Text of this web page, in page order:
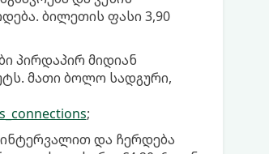
ბილეთის ფასი 3,90
პირდაპირ მიდიან
მათი ბოლო სადგური,
;
და ჩერდება